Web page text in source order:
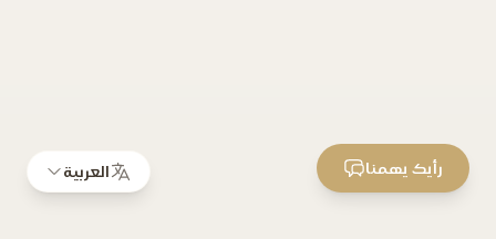
العربية رأيك يهمنا